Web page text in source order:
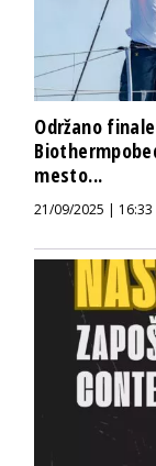
Održano
mesto...
21/09/2025 | 16:33